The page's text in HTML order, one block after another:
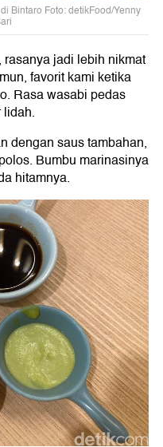
Bintaro Foto: detikFood/Yenny
jadi lebih nikmat
favorit kami ketika
Rasa wasabi pedas
dengan saus tambahan,
Bumbu marinasinya
hitamnya.